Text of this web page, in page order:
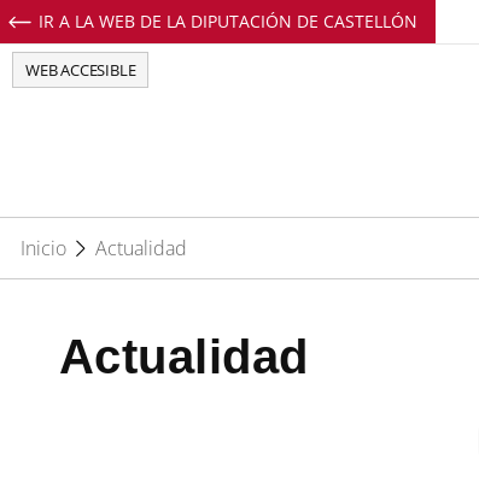
IR A LA WEB DE LA DIPUTACIÓN DE CASTELLÓN
WEB ACCESIBLE
Inicio
Actualidad
Actualidad